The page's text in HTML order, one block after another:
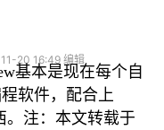
20 16:49 编辑
基本是现在每个自
软件，配合上
。注：本文转载于